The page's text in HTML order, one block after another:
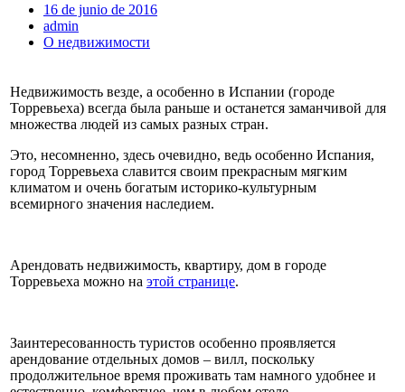
16 de junio de 2016
admin
О недвижимости
Недвижимость везде, а особенно в Испании (городе
Торревьеха) всегда была раньше и останется заманчивой для
множества людей из самых разных стран.
Это, несомненно, здесь очевидно, ведь особенно Испания,
город Торревьеха славится своим прекрасным мягким
климатом и очень богатым историко-культурным
всемирного значения наследием.
Арендовать недвижимость, квартиру, дом в городе
Торревьеха можно на этой странице.
Заинтересованность туристов особенно проявляется
арендование отдельных домов – вилл, поскольку
продолжительное время проживать там намного удобнее и